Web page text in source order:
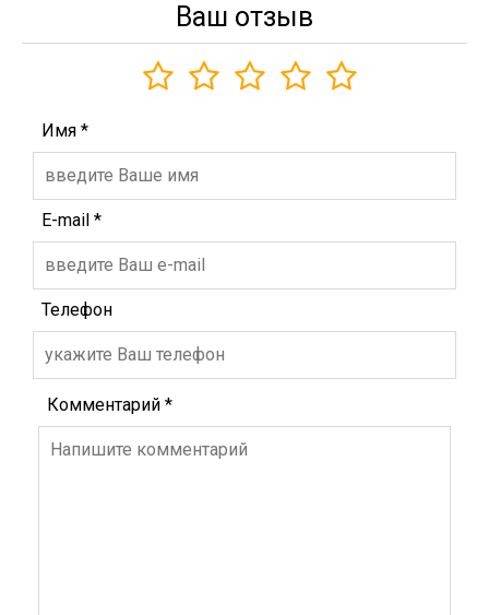
Ваш отзыв
Имя *
E-mail *
Телефон
Комментарий *